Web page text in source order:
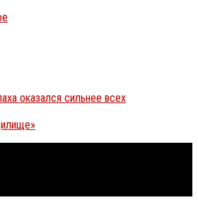
оказался сильнее всех